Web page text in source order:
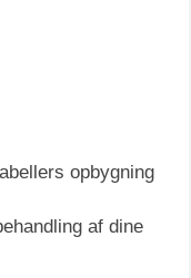
opbygning
af dine